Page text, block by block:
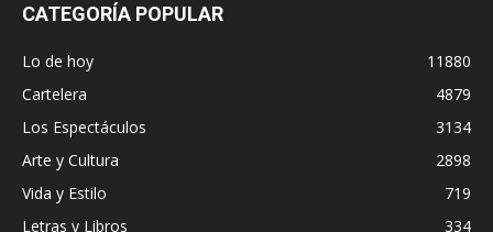
CATEGORÍA POPULAR
Lo de hoy
11880
Cartelera
4879
Los Espectáculos
3134
Arte y Cultura
2898
Vida y Estilo
719
Letras y Libros
334